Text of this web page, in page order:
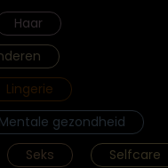
Haar
Lingerie
Mentale gezondheid
Seks Selfcare